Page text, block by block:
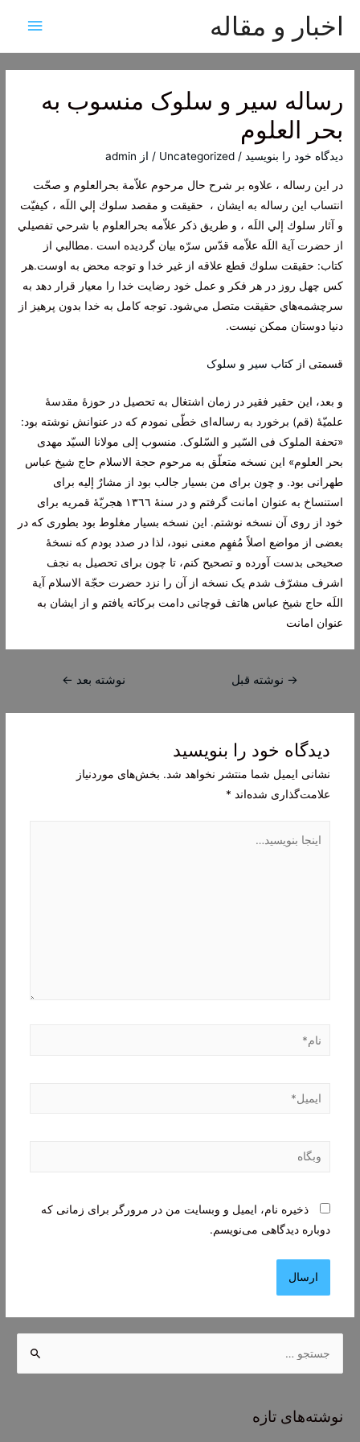
اخبار و مقاله
اصلی
رساله سیر و سلوک منسوب به
بحر العلوم
دیدگاه‌ خود را بنویسید /
Uncategorized / از admin
در اين‌ رساله‌ ، علاوه‌ بر شرح‌ حال‌ مرحوم‌ علاّمة‌ بحرالعلوم‌ و صحّت‌
انتساب‌ اين‌ رساله‌ به ايشان ، ‌ حقيقت‌ و مقصد سلوك‌ إلي‌ اللَه‌ ، كيفيّت‌
و آثار سلوك‌ إلي‌ اللَه ، و طريق‌ ذكر علاّمه بحرالعلوم با شرحي ‌تفصيلي‌
از حضرت‌ آية‌ اللَه‌ علاّمه‌ قدّس‌ سرّه‌ بيان‌ گرديده‌ است‌ .مطالبي از
كتاب: حقيقت سلوك قطع علاقه از غير خدا و توجه محض به اوست.هر
كس چهل روز در هر فكر و عمل خود رضايت خدا را معيار قرار دهد به
سرچشمه‌هاي حقيقت متصل مي‌شود. توجه كامل به خدا بدون پرهيز از
دنيا دوستان ممكن نيست.
قسمتی از کتاب سیر و سلوک
و بعد، این حقیر فقیر در زمان اشتغال به تحصیل در حوزۀ مقدسۀ
علمیّۀ (قم) برخورد به رساله‌اى خطّى نمودم که در عنوانش نوشته بود:
«تحفة الملوک فی السّیر و السّلوک. منسوب إلى مولانا السیّد مهدى
بحر العلوم» این نسخه متعلّق به مرحوم حجة الاسلام حاج شیخ عباس
طهرانى بود. و چون براى من بسیار جالب بود از مشارٌ إلیه براى
استنساخ به عنوان امانت گرفتم و در سنۀ ١٣٦٦ هجریّۀ قمریه براى
خود از روى آن نسخه نوشتم. این نسخه بسیار مغلوط بود بطورى که در
بعضى از مواضع اصلاً مُفهِم معنى نبود، لذا در صدد بودم که نسخۀ
صحیحى بدست آورده و تصحیح کنم، تا چون براى تحصیل به نجف
اشرف مشرّف شدم یک نسخه از آن را نزد حضرت حجّة الاسلام آیة
اللَه حاج شیخ عباس هاتف قوچانى دامت برکاته یافتم و از ایشان به
عنوان امانت‌
راهبری
→ نوشته قبل نوشته بعد ←
دیدگاه‌ خود را بنویسید
نشانی ایمیل شما منتشر نخواهد شد. بخش‌های موردنیاز
علامت‌گذاری شده‌اند *
بنویسید…
نام*
ایمیل*
وبگاه
ذخیره نام، ایمیل و وبسایت من در مرورگر برای زمانی که
دوباره دیدگاهی می‌نویسم.
نوشته‌های تازه